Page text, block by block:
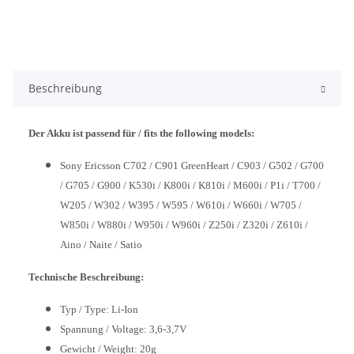
Beschreibung
Der Akku ist passend für / fits the following models:
Sony Ericsson C702 / C901 GreenHeart / C903 / G502 / G700
/ G705 / G900 / K530i / K800i / K810i / M600i / P1i / T700 /
W205 / W302 / W395 / W595 / W610i / W660i / W705 /
W850i / W880i / W950i / W960i / Z250i / Z320i / Z610i /
Aino / Naite / Satio
Technische Beschreibung:
Typ / Type: Li-Ion
Spannung / Voltage: 3,6-3,7V
Gewicht / Weight: 20g